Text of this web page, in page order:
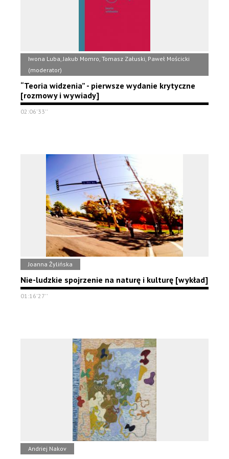
Iwona Luba, Jakub Momro, Tomasz Załuski, Paweł Mościcki
(moderator)
“Teoria widzenia” - pierwsze wydanie krytyczne
[rozmowy i wywiady]
02:06'33''
Joanna Żylińska
Nie-ludzkie spojrzenie na naturę i kulturę [wykład]
01:16'27''
Andriej Nakov